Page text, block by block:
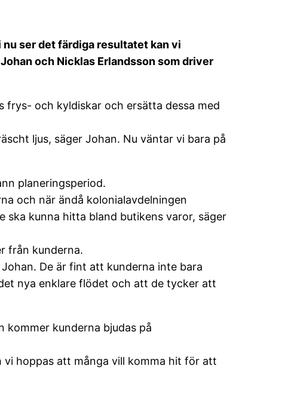
ser det färdiga resultatet kan vi
och Nicklas Erlandsson som driver
och kyldiskar och ersätta dessa med
ljus, säger Johan. Nu väntar vi bara på
planeringsperiod.
och när ändå kolonialavdelningen
kunna hitta bland butikens varor, säger
från kunderna.
De är fint att kunderna inte bara
nya enklare flödet och att de tycker att
kommer kunderna bjudas på
hoppas att många vill komma hit för att